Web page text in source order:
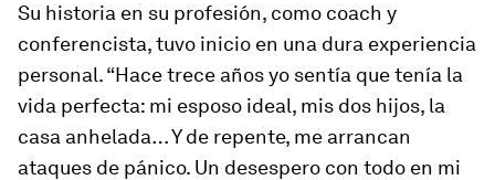
Su historia en su profesión, como coach y
conferencista, tuvo inicio en una dura experiencia
personal. “Hace trece años yo sentía que tenía la
vida perfecta: mi esposo ideal, mis dos hijos, la
casa anhelada… Y de repente, me arrancan
ataques de pánico. Un desespero con todo en mi